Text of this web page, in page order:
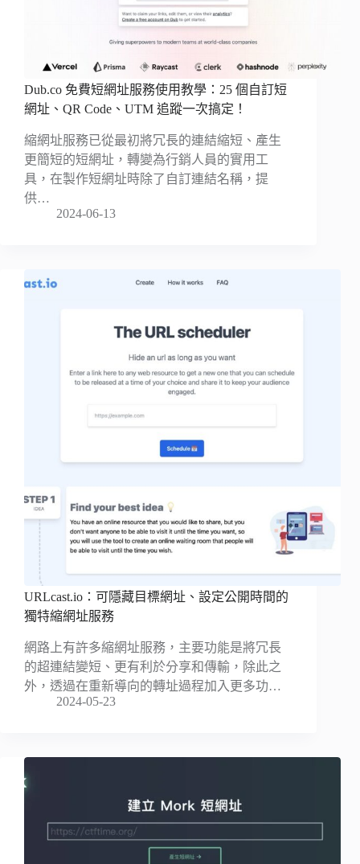
Dub.co 免費短網址服務使用教學：25 個自訂短
網址、QR Code、UTM 追蹤一次搞定！
縮網址服務已從最初將冗長的連結縮短、產生
更簡短的短網址，轉變為行銷人員的實用工
具，在製作短網址時除了自訂連結名稱，提
供…
2024-06-13
URLcast.io：可隱藏目標網址、設定公開時間的
獨特縮網址服務
網路上有許多縮網址服務，主要功能是將冗長
的超連結變短、更有利於分享和傳輸，除此之
外，透過在重新導向的轉址過程加入更多功…
2024-05-23